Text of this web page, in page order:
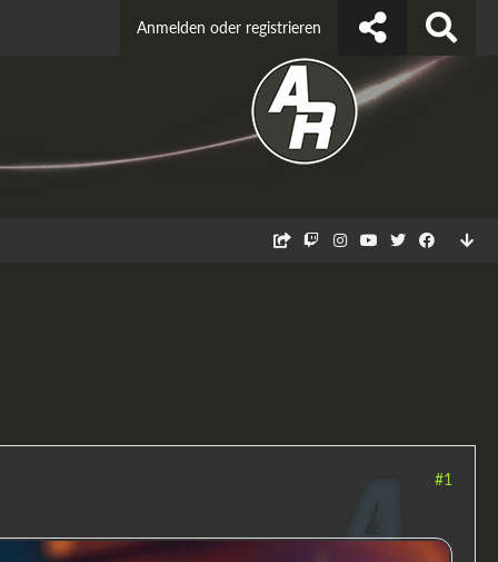
Anmelden oder registrieren
#1